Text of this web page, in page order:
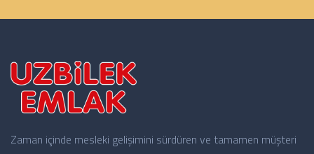
Zaman içinde mesleki gelişimini sürdüren ve tamamen müşteri